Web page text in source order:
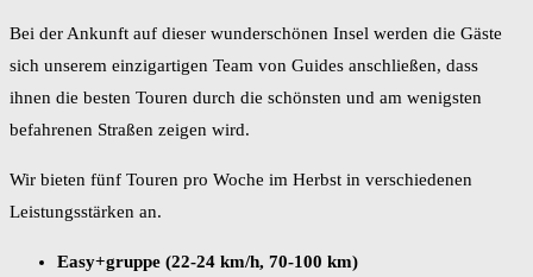
Bei der Ankunft auf dieser wunderschönen Insel werden die Gäste
sich unserem einzigartigen Team von Guides anschließen, dass
ihnen die besten Touren durch die schönsten und am wenigsten
befahrenen Straßen zeigen wird.
Wir bieten fünf Touren pro Woche im Herbst in verschiedenen
Leistungsstärken an.
Easy+gruppe (22-24 km/h, 70-100 km)